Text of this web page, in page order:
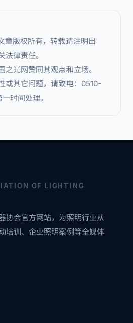
章版权所有，转载请注明出
法律责任。
之光网赞同其观点和立场。
或其它问题，请致电：0510-
时间处理。
OF LIGHTING
协会官方网站，为照明行业从
培训、企业照明案例等全媒体